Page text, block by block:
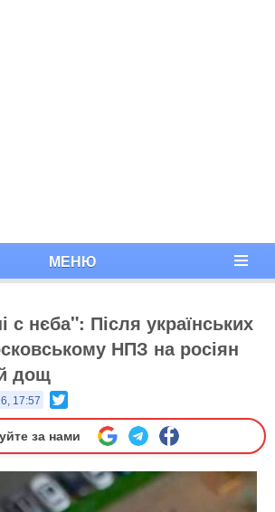
МЕНЮ
с нєба": Після українських
НПЗ на росіян
дощ
17:57
за нами